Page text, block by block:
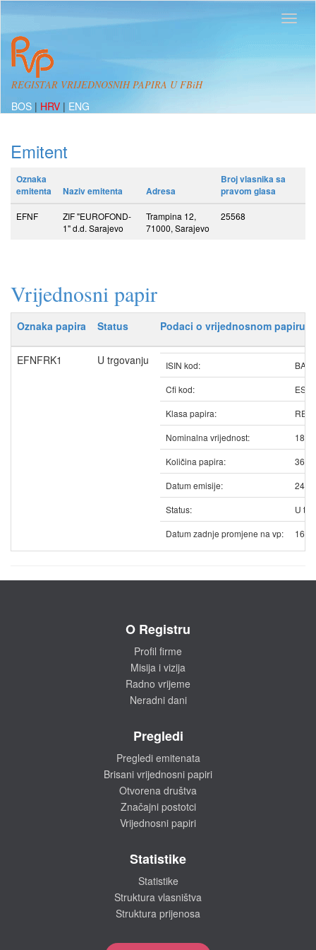
REGISTAR VRIJEDNOSNIH PAPIRA U FBiH
BOS | HRV | ENG
Emitent
Oznaka
emitenta
Naziv emitenta Adresa
Broj vlasnika sa
pravom glasa
EFNF
ZIF "EUROFOND-
1" d.d. Sarajevo
Trampina 12,
71000, Sarajevo
25568
Vrijednosni papir
Oznaka papira Status Podaci o vrijednosnom papiru
EFNFRK1 U trgovanju ISIN kod:
Cfi kod:
Klasa papira:
Nominalna vrijednost:
18.00
Količina papira:
Datum emisije:
Status:
U
Datum zadnje promjene na vp:
O Registru
Profil firme
Misija i vizija
Radno vrijeme
Neradni dani
Pregledi
Pregledi emitenata
Brisani vrijednosni papiri
Otvorena društva
Značajni postotci
Vrijednosni papiri
Statistike
Statistike
Struktura vlasništva
Struktura prijenosa